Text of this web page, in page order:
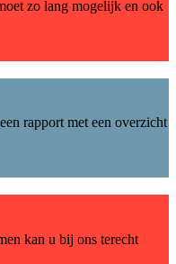
zo lang mogelijk en ook
rapport met een overzicht
kan u bij ons terecht